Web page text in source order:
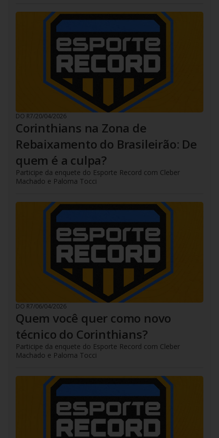
DO R7/20/04/2026
Corinthians na Zona de
Rebaixamento do Brasileirão: De
quem é a culpa?
Participe da enquete do Esporte Record com Cleber
Machado e Paloma Tocci
DO R7/06/04/2026
Quem você quer como novo
técnico do Corinthians?
Participe da enquete do Esporte Record com Cleber
Machado e Paloma Tocci